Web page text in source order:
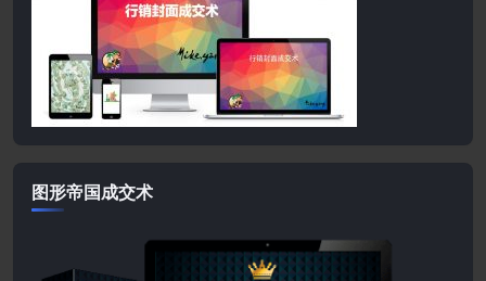
图形帝国成交术